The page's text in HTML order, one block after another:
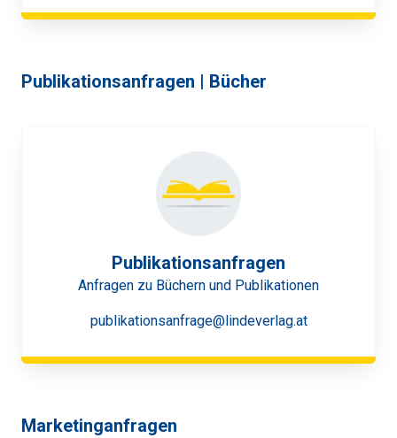
Publikationsanfragen | Bücher
Publikationsanfragen
Anfragen zu Büchern und Publikationen
publikationsanfrage@lindeverlag.at
Marketinganfragen